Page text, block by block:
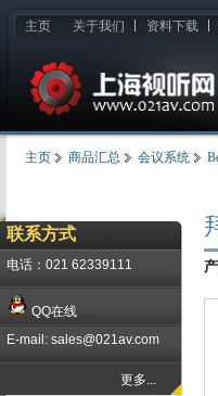
主页 关于我们 资料下载
主页 商品汇总 会议系统
联系方式
电话：021 62339111
QQ在线
E-mail: sales@021av.com
更多...